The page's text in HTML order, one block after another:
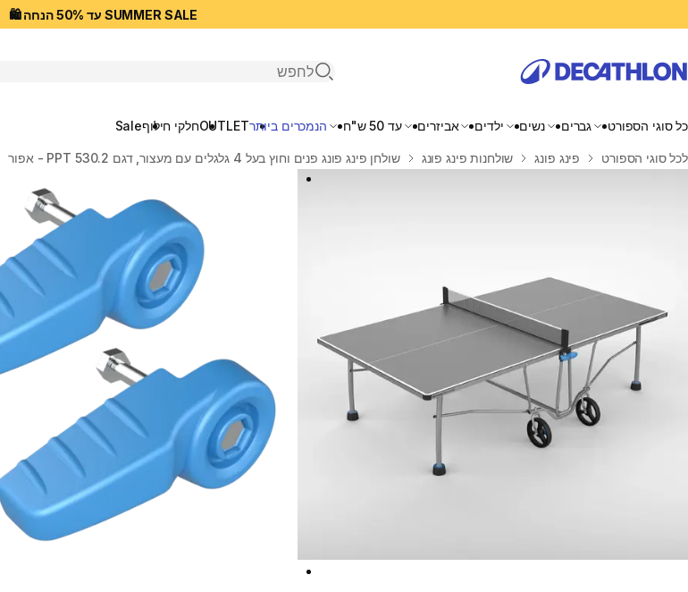
SUMMER SALE עד 50% הנחה 🛍️
פתיחת חיפוש
כל סוגי הספורט גברים נשים ילדים אביזרים עד 50 ש"ח הנמכרים ביותרOUTLETחלקי חילוףSale
בית
לכל סוגי הספורט פינג פונג שולחנות פינג פונג שולחן פינג פונג פנים וחוץ בעל 4 גלגלים עם מעצור, דגם PPT 530.2 - אפור